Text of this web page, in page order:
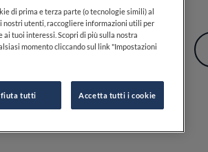
LOVERS
di prima e terza parte (o tecnologie simili) al
nostri utenti, raccogliere informazioni utili per
tuoi interessi. Scopri di più sulla nostra
momento cliccando sul link "Impostazioni
tutti Accetta tutti i cookie